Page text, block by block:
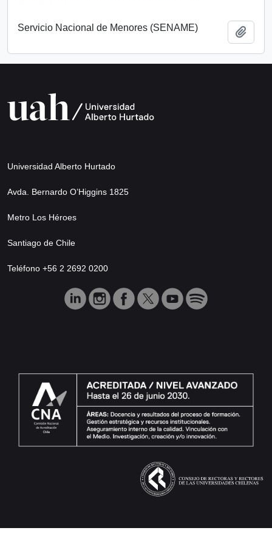
Servicio Nacional de Menores (SENAME)
Universidad Alberto Hurtado
Avda. Bernardo O’Higgins 1825
Metro Los Héroes
Santiago de Chile
Teléfono +56 2 2692 0200